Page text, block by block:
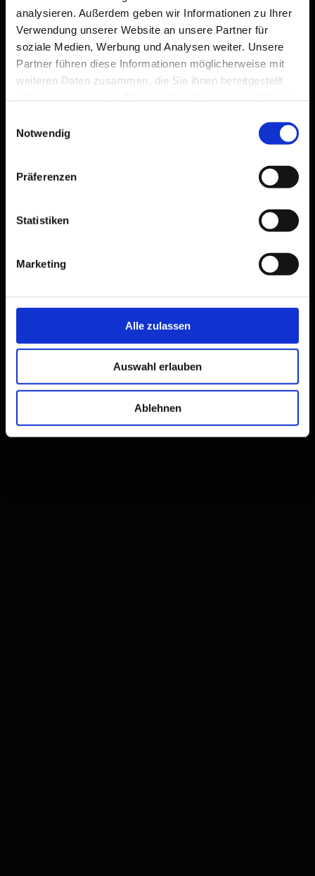
analysieren. Außerdem geben wir Informationen zu Ihrer
Verwendung unserer Website an unsere Partner für
soziale Medien, Werbung und Analysen weiter. Unsere
Partner führen diese Informationen möglicherweise mit
weiteren Daten zusammen, die Sie ihnen bereitgestellt
Notwendig
Präferenzen
Statistiken
Marketing
Alle zulassen
Auswahl erlauben
Ablehnen